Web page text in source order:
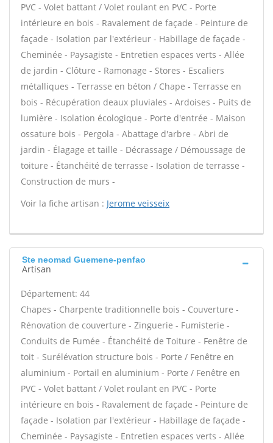
PVC - Volet battant / Volet roulant en PVC - Porte
intérieure en bois - Ravalement de façade - Peinture de
façade - Isolation par l'extérieur - Habillage de façade -
Cheminée - Paysagiste - Entretien espaces verts - Allée
de jardin - Clôture - Ramonage - Stores - Escaliers
métalliques - Terrasse en béton / Chape - Terrasse en
bois - Récupération deaux pluviales - Ardoises - Puits de
lumière - Isolation écologique - Porte d'entrée - Maison
ossature bois - Pergola - Abattage d'arbre - Abri de
jardin - Élagage et taille - Décrassage / Démoussage de
toiture - Étanchéité de terrasse - Isolation de terrasse -
Construction de murs -
Voir la fiche artisan : Jerome veisseix
Ste neomad Guemene-penfao
Artisan
Département: 44
Chapes - Charpente traditionnelle bois - Couverture -
Rénovation de couverture - Zinguerie - Fumisterie -
Conduits de Fumée - Étanchéité de Toiture - Fenêtre de
toit - Surélévation structure bois - Porte / Fenêtre en
aluminium - Portail en aluminium - Porte / Fenêtre en
PVC - Volet battant / Volet roulant en PVC - Porte
intérieure en bois - Ravalement de façade - Peinture de
façade - Isolation par l'extérieur - Habillage de façade -
Cheminée - Paysagiste - Entretien espaces verts - Allée